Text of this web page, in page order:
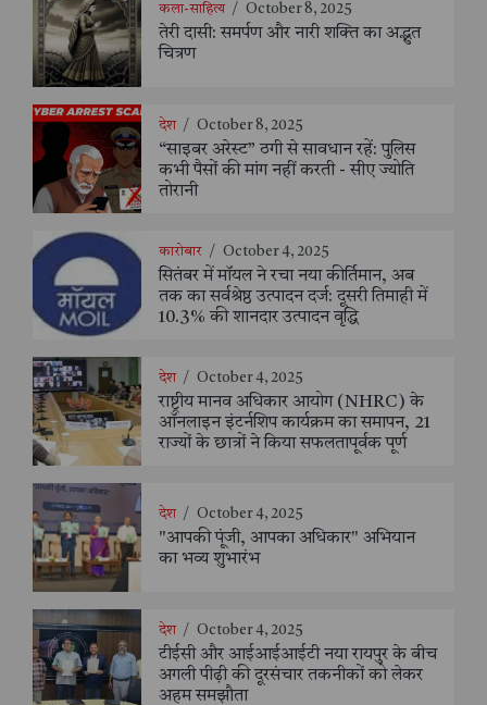
कला-साहित्य / October 8, 2025
तेरी दासी: समर्पण और नारी शक्ति का अद्भुत
चित्रण
देश / October 8, 2025
“साइबर अरेस्ट” ठगी से सावधान रहें: पुलिस
कभी पैसों की मांग नहीं करती - सीए ज्योति
तोरानी
कारोबार / October 4, 2025
सितंबर में मॉयल ने रचा नया कीर्तिमान, अब
तक का सर्वश्रेष्ठ उत्पादन दर्ज: दूसरी तिमाही में
10.3% की शानदार उत्पादन वृद्धि
देश / October 4, 2025
राष्ट्रीय मानव अधिकार आयोग (NHRC) के
ऑनलाइन इंटर्नशिप कार्यक्रम का समापन, 21
राज्यों के छात्रों ने किया सफलतापूर्वक पूर्ण
देश / October 4, 2025
"आपकी पूंजी, आपका अधिकार" अभियान
का भव्य शुभारंभ
देश / October 4, 2025
टीईसी और आईआईआईटी नया रायपुर के बीच
अगली पीढ़ी की दूरसंचार तकनीकों को लेकर
अहम समझौता